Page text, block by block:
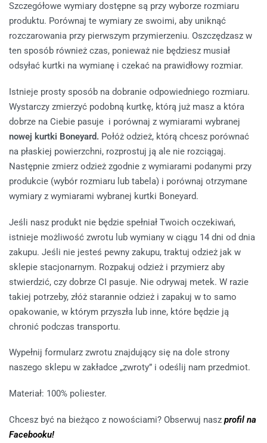
Szczegółowe wymiary dostępne są przy wyborze rozmiaru
produktu. Porównaj te wymiary ze swoimi, aby uniknąć
rozczarowania przy pierwszym przymierzeniu. Oszczędzasz w
ten sposób również czas, ponieważ nie będziesz musiał
odsyłać kurtki na wymianę i czekać na prawidłowy rozmiar.
Istnieje prosty sposób na dobranie odpowiedniego rozmiaru.
Wystarczy zmierzyć podobną kurtkę, którą już masz a która
dobrze na Ciebie pasuje i porównaj z wymiarami wybranej
nowej kurtki Boneyard. Połóż odzież, którą chcesz porównać
na płaskiej powierzchni, rozprostuj ją ale nie rozciągaj.
Następnie zmierz odzież zgodnie z wymiarami podanymi przy
produkcie (wybór rozmiaru lub tabela) i porównaj otrzymane
wymiary z wymiarami wybranej kurtki Boneyard.
Jeśli nasz produkt nie będzie spełniał Twoich oczekiwań,
istnieje możliwość zwrotu lub wymiany w ciągu 14 dni od dnia
zakupu. Jeśli nie jesteś pewny zakupu, traktuj odzież jak w
sklepie stacjonarnym. Rozpakuj odzież i przymierz aby
stwierdzić, czy dobrze CI pasuje. Nie odrywaj metek. W razie
takiej potrzeby, złóż starannie odzież i zapakuj w to samo
opakowanie, w którym przyszła lub inne, które będzie ją
chronić podczas transportu.
Wypełnij formularz zwrotu znajdujący się na dole strony
naszego sklepu w zakładce „zwroty” i odeślij nam przedmiot.
Materiał: 100% poliester.
Chcesz być na bieżąco z nowościami? Obserwuj nasz profil na
Facebooku!